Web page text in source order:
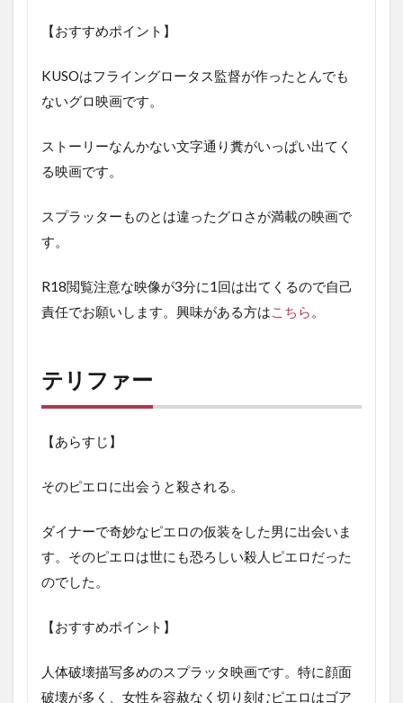
【おすすめポイント】
KUSOはフライングロータス監督が作ったとんでも
ないグロ映画です。
ストーリーなんかない文字通り糞がいっぱい出てく
る映画です。
スプラッターものとは違ったグロさが満載の映画で
す。
R18閲覧注意な映像が3分に1回は出てくるので自己
責任でお願いします。興味がある方は こちら
テリファー
【あらすじ】
そのピエロに出会うと殺される。
ダイナーで奇妙なピエロの仮装をした男に出会いま
す。そのピエロは世にも恐ろしい殺人ピエロだった
のでした。
【おすすめポイント】
人体破壊描写多めのスプラッタ映画です。特に顔面
破壊が多く、女性を容赦なく切り刻むピエロはゴア